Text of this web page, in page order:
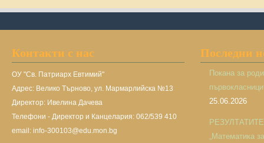
Контакти с нас
ОУ "Св. Патриарх Евтимий"
Адрес: Велико Търново, ул. Мармарлийска №13
Директор: Ивелина Дачева
Телефони - Директор и Канцелария: 062/539 410
email: info-300103@edu.mon.bg
Последни
Покана за
25.06.2026
РЕЗУЛТАТИТЕ
„Математика